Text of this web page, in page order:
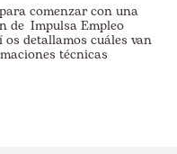
comenzar con una
de Impulsa Empleo
detallamos cuáles van
técnicas